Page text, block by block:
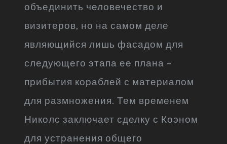
объединить человечество и
визитеров, но на самом деле
являющийся лишь фасадом для
следующего этапа ее плана –
прибытия кораблей с материалом
для размножения. Тем временем
Николс заключает сделку с Коэном
для устранения общего